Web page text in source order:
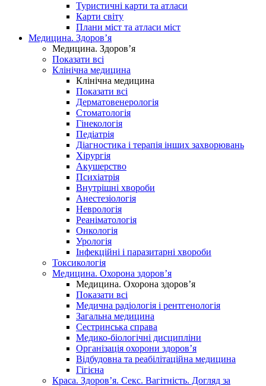
Туристичні карти та атласи
Карти світу
Плани міст та атласи міст
Медицина. Здоров’я
Медицина. Здоров’я
Показати всі
Клінічна медицина
Клінічна медицина
Показати всі
Дерматовенерологія
Стоматологія
Гінекологія
Педіатрія
Діагностика і терапія інших захворювань
Хірургія
Акушерство
Психіатрія
Внутрішні хвороби
Анестезіологія
Неврологія
Реаніматологія
Онкологія
Урологія
Інфекційні і паразитарні хвороби
Токсикологія
Медицина. Охорона здоров’я
Медицина. Охорона здоров’я
Показати всі
Медична радіологія і рентгенологія
Загальна медицина
Сестринська справа
Медико-біологічні дисципліни
Організація охорони здоров’я
Відбудовна та реабілітаційна медицина
Гігієна
Краса. Здоров’я. Секс. Вагітність. Догляд за